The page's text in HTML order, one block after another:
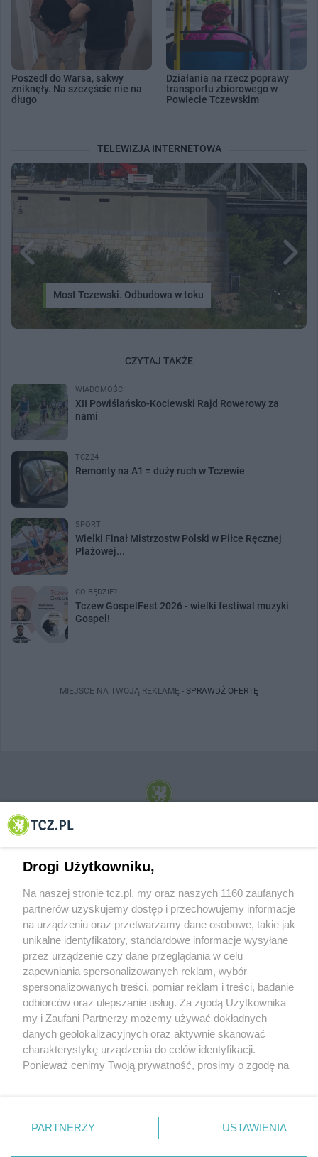
Poszedł do Warsa, sakwy
zniknęły. Na szczęście nie na
długo
Działania na rzecz poprawy
transportu zbiorowego w
Powiecie Tczewskim
TELEWIZJA INTERNETOWA
Most Tczewski. Odbudowa w toku
CZYTAJ TAKŻE
WIADOMOŚCI
XII Powiślańsko-Kociewski Rajd Rowerowy za
nami
TCZ24
Remonty na A1 = duży ruch w Tczewie
SPORT
Wielki Finał Mistrzostw Polski w Piłce Ręcznej
Plażowej...
CO BĘDZIE?
Tczew GospelFest 2026 - wielki festiwal muzyki
Gospel!
MIEJSCE NA TWOJĄ REKLAMĘ - SPRAWDŹ OFERTĘ
© 2001-2026 Tczew - TCZ.PL Sp. z o.o. Internetowy Serwis Informacyjny Miasta
O FIRMIE POLITYKA PRYWATNOŚCI HOSTING
REKLAMA WSPÓŁPRACA RSS FACEBOOK KONTAKT
Nasze serwisy
Aktualności
Tcz24
Historia miasta
Muzyka i kultura
Archiwum wydarzeń
Zdjęcia miasta
Drogi Użytkowniku,
Na naszej stronie tcz.pl, my oraz naszych 1160 zaufanych
partnerów uzyskujemy dostęp i przechowujemy informacje
na urządzeniu oraz przetwarzamy dane osobowe, takie jak
unikalne identyfikatory, standardowe informacje wysyłane
przez urządzenie czy dane przeglądania w celu
zapewniania spersonalizowanych reklam, wybór
spersonalizowanych treści, pomiar reklam i treści, badanie
odbiorców oraz ulepszanie usług. Za zgodą Użytkownika
my i Zaufani Partnerzy możemy używać dokładnych
danych geolokalizacyjnych oraz aktywnie skanować
charakterystykę urządzenia do celów identyfikacji.
Ponieważ cenimy Twoją prywatność, prosimy o zgodę na
znajdujący się w lewym dolnym rogu strony
. Niektóre
PARTNERZY USTAWIENIA